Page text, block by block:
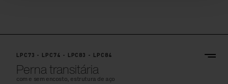
LPC73 - LPC74 - LPC83 - LPC84
Perna transitária
com e sem encosto, estrutura de aço